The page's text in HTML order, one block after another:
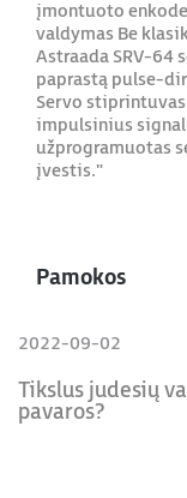
įmontuoto
valdymas Be
Astraada SRV-64
paprastą pulse-
Servo
impulsinius
užprogramuotas
įvestis."
Pamokos
2022-09-02
Tikslus judesių
pavaros?